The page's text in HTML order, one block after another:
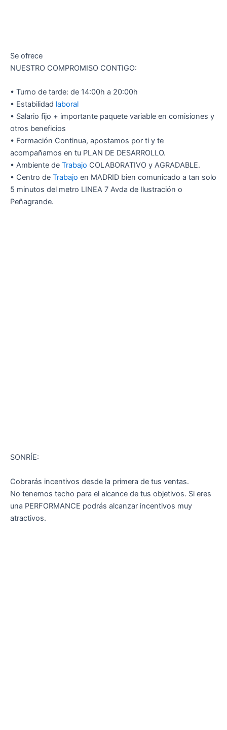
Se ofrece
NUESTRO COMPROMISO CONTIGO:
• Turno de tarde: de 14:00h a 20:00h
• Estabilidad laboral
• Salario fijo + importante paquete variable en comisiones y
otros beneficios
• Formación Continua, apostamos por ti y te
acompañamos en tu PLAN DE DESARROLLO.
• Ambiente de Trabajo COLABORATIVO y AGRADABLE.
• Centro de Trabajo en MADRID bien comunicado a tan solo
5 minutos del metro LINEA 7 Avda de Ilustración o
Peñagrande.
SONRÍE:
Cobrarás incentivos desde la primera de tus ventas.
No tenemos techo para el alcance de tus objetivos. Si eres
una PERFORMANCE podrás alcanzar incentivos muy
atractivos.